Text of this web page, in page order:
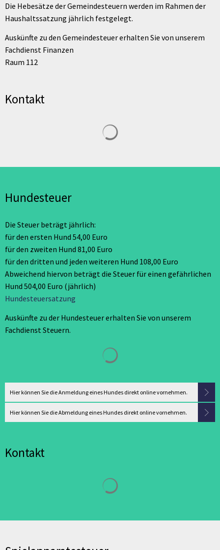
Die Hebesätze der Gemeindesteuern werden im Rahmen der
Haushaltssatzung jährlich festgelegt.
Auskünfte zu den Gemeindesteuer erhalten Sie von unserem
Fachdienst Finanzen
Raum 112
Kontakt
Hundesteuer
Die Steuer beträgt jährlich:
für den ersten Hund 54,00 Euro
für den zweiten Hund 81,00 Euro
für den dritten und jeden weiteren Hund 108,00 Euro
Abweichend hiervon beträgt die Steuer für einen gefährlichen
Hund 504,00 Euro (jährlich)
Hundesteuersatzung
Auskünfte zu der Hundesteuer erhalten Sie von unserem
Fachdienst Steuern.
Hier können Sie die Anmeldung eines Hundes direkt online vornehmen.
Hier können Sie die Abmeldung eines Hundes direkt online vornehmen.
Kontakt